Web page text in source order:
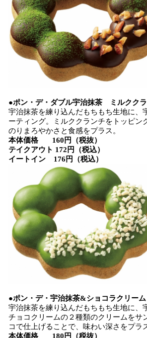
●ポン・デ・ダブル宇治抹茶 ミルクク
宇治抹茶を練り込んだもちもち生地に、
ーティング。ミルククランチをトッピン
のりまろやかさと食感をプラス。
本体価格 160円（税抜）
テイクアウト 172円（税込）
イートイン 176円（税込）
●ポン・デ・宇治抹茶&ショコラクリーム
宇治抹茶を練り込んだもちもち生地に、
チョコクリームの２種類のクリームをサ
コで仕上げることで、味わい深さをプラ
本体価格 180円（税抜）